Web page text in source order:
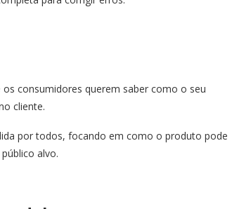
consumidores querem saber como o seu
cliente.
por todos, focando em como o produto pode
alvo.